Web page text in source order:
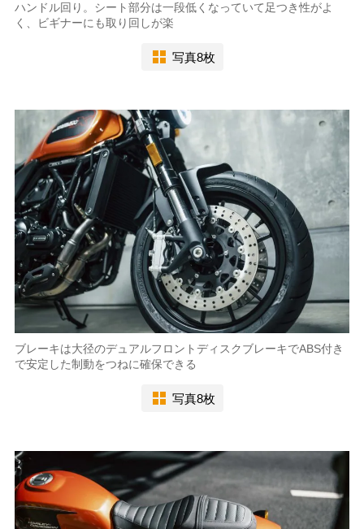
ハンドル回り。シート部分は一段低くなっていて足つき性がよ
く、ビギナーにも取り回しが楽
写真8枚
ブレーキは大径のデュアルフロントディスクブレーキでABS付き
で安定した制動をつねに確保できる
写真8枚